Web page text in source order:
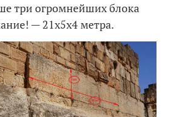
три огромнейших блока
— 21x5x4 метра.